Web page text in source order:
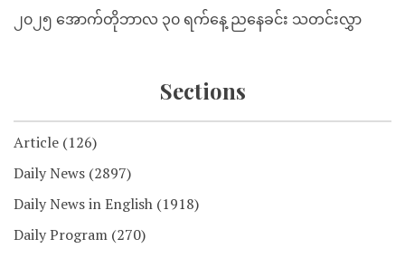
၂၀၂၅ အောက်တိုဘာလ ၃၀ ရက်နေ့ ညနေခင်း သတင်းလွှာ
Sections
Article (126)
Daily News (2897)
Daily News in English (1918)
Daily Program (270)